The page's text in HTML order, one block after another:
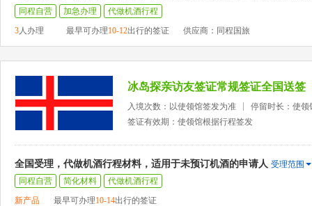
同程自营 加急办理
代做机酒行程
3人办理 最早可办理10-12出行的签证 供应商：同程国旅
冰岛探亲访友签证常规签证全国送签
入境次数：以使领馆签发为准
停留时长：使领
签证有效期：使领馆根据行程签发
全国受理，代做机酒行程材料，适用于未预订机酒的申请人 受理范围
同程自营
简化材料
代做机酒行程
新产品
最早可办理10-14出行的签证